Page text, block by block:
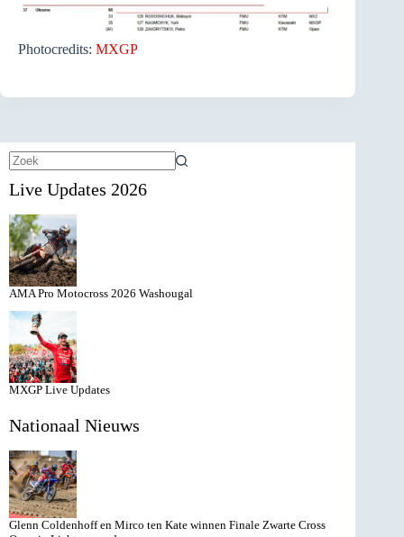
Photocredits: MXGP
resultaten
Live Updates 2026
AMA Pro Motocross 2026 Washougal
MXGP Live Updates
Nationaal Nieuws
Glenn Coldenhoff en Mirco ten Kate winnen Finale Zwarte Cross